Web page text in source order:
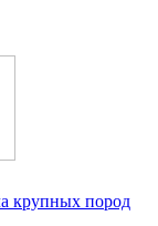
крупных пород